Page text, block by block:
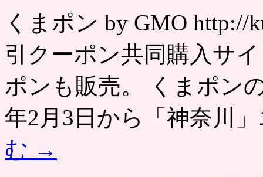
カ
ー
ラ
田
（F
リ
ー
くまポン by GMO http://
引クーポン共同購入サ
ポンも販売。 くまポン
年2月3日から「神奈川
む →